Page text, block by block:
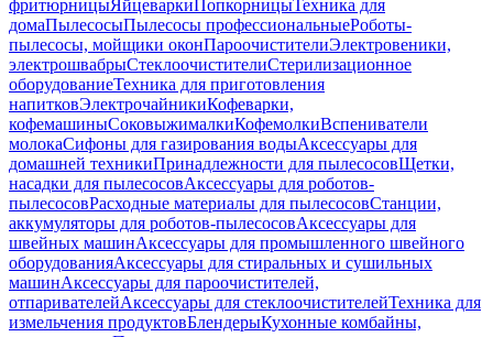
фритюрницыЯйцеваркиПопкорницыТехника для
домаПылесосыПылесосы профессиональныеРоботы-
пылесосы, мойщики оконПароочистителиЭлектровеники,
электрошвабрыСтеклоочистителиСтерилизационное
оборудованиеТехника для приготовления
напитковЭлектрочайникиКофеварки,
кофемашиныСоковыжималкиКофемолкиВспениватели
молокаСифоны для газирования водыАксессуары для
домашней техникиПринадлежности для пылесосовЩетки,
насадки для пылесосовАксессуары для роботов-
пылесосовРасходные материалы для пылесосовСтанции,
аккумуляторы для роботов-пылесосовАксессуары для
швейных машинАксессуары для промышленного швейного
оборудованияАксессуары для стиральных и сушильных
машинАксессуары для пароочистителей,
отпаривателейАксессуары для стеклоочистителейТехника для
измельчения продуктовБлендерыКухонные комбайны,